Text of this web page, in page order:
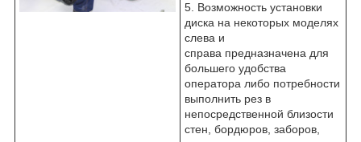
5. Возможность установки
диска на некоторых моделях
слева и
справа предназначена для
большего удобства
оператора либо потребности
выполнить рез в
непосредственной близости
стен, бордюров, заборов,